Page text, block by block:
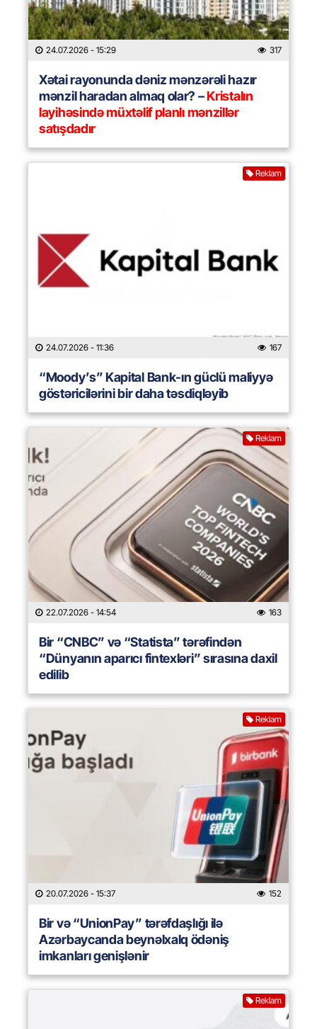
24.07.2026 - 15:29 317
Xətai rayonunda dəniz mənzərəli hazır
mənzil haradan almaq olar? –Kristalın
layihəsində müxtəlif planlı mənzillər
satışdadır
Reklam
24.07.2026 - 11:36 167
“Moody’s” Kapital Bank-ın güclü maliyyə
göstəricilərini bir daha təsdiqləyib
Reklam
22.07.2026 - 14:54 163
Bir “CNBC” və “Statista” tərəfindən
“Dünyanın aparıcı fintexləri” sırasına daxil
edilib
Reklam
20.07.2026 - 15:37 152
Bir və “UnionPay” tərəfdaşlığı ilə
Azərbaycanda beynəlxalq ödəniş
imkanları genişlənir
Reklam